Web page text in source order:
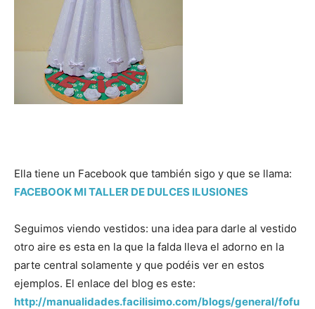
Ella tiene un Facebook que también sigo y que se llama:
FACEBOOK MI TALLER DE DULCES ILUSIONES
Seguimos viendo vestidos: una idea para darle al vestido
otro aire es esta en la que la falda lleva el adorno en la
parte central solamente y que podéis ver en estos
ejemplos. El enlace del blog es este:
http://manualidades.facilisimo.com/blogs/general/fofu